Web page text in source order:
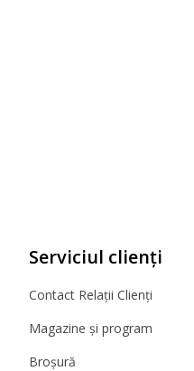
Serviciul clienți
Contact Relații Clienți
Magazine și program
Broșură